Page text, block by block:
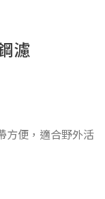
濾
方便，適合野外活